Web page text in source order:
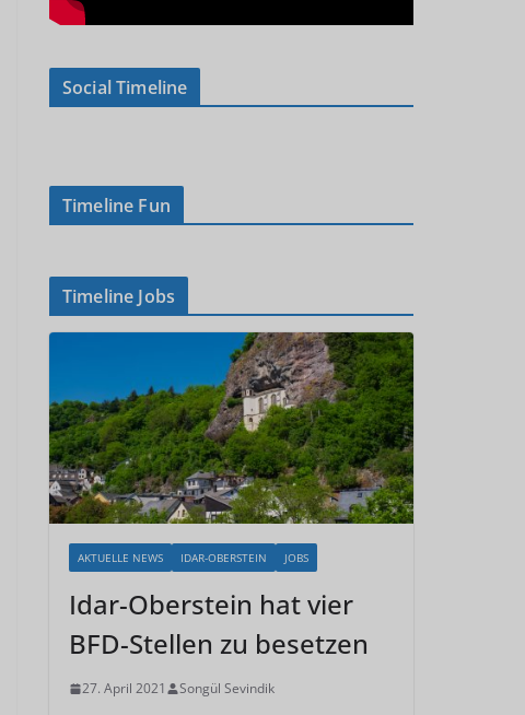
Social Timeline
Timeline Fun
Timeline Jobs
AKTUELLE NEWS IDAR-OBERSTEIN JOBS
Idar-Oberstein hat vier
BFD-Stellen zu besetzen
27. April 2021 Songül Sevindik